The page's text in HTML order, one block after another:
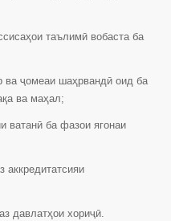
таълимӣ вобаста ба
ҷомеаи шаҳрвандӣ оид ба
ва маҳал;
ватанӣ ба фазои ягонаи
аккредитатсияи
давлатҳои хориҷӣ.